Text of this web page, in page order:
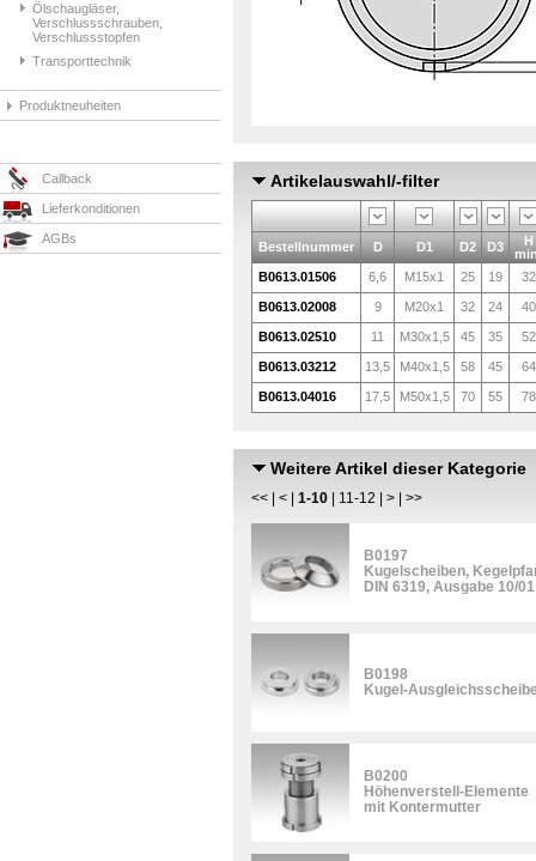
Ölschaugläser,
Verschlussschrauben,
Verschlussstopfen
Transporttechnik
Produktneuheiten
Callback
Lieferkonditionen
AGBs
Artikelauswahl/-filter
Bestellnummer D D1 D2 D3
H
B0613.01506
6,6 M15x1 25 19 32
B0613.02008 9 M20x1 32 24 40
B0613.02510 11 M30x1,5 45 35 52
B0613.03212 13,5 M40x1,5 58 45 64
B0613.04016 17,5 M50x1,5 70 55 78
Weitere Artikel dieser Kategorie
<< < 1-10 11-12 > >>
B0197
Kugelscheiben,
DIN 6319, Ausgabe 10/01
B0198
Kugel-
B0200
Höhenverstell-Elemente
mit Kontermutter